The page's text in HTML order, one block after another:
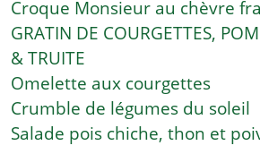
Croque Monsieur au chèvre
GRATIN DE COURGETTES,
& TRUITE
Omelette aux courgettes
Crumble de légumes du soleil
Salade pois chiche, thon et